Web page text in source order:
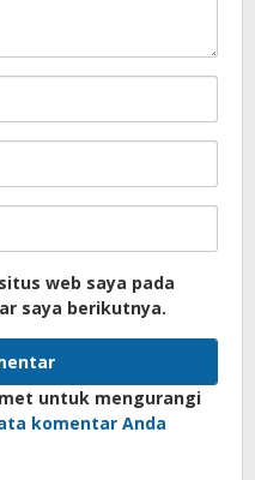
web saya pada
saya berikutnya.
untuk mengurangi
komentar Anda